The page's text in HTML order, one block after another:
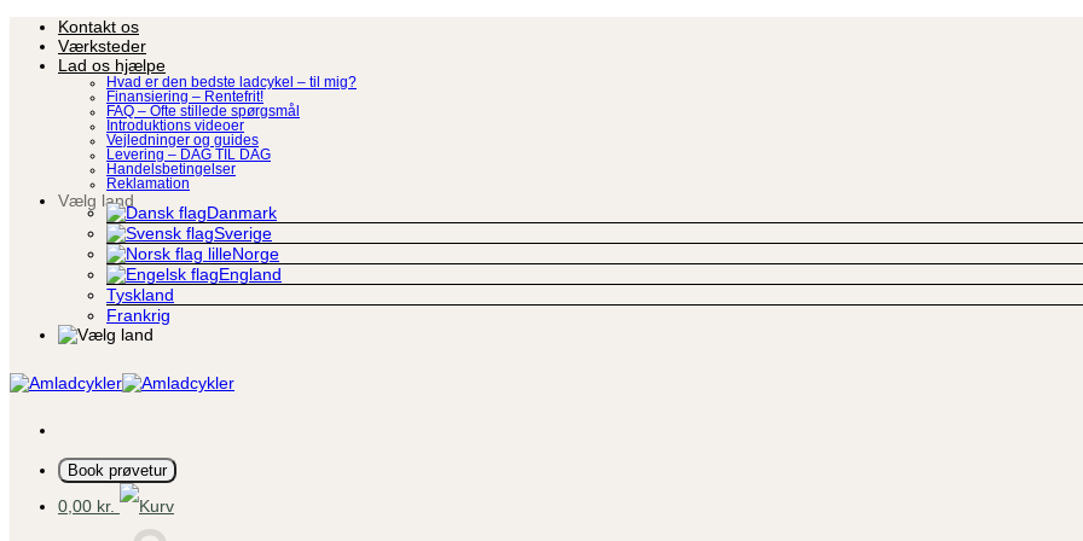
Fortsæt
indhold
Kontakt os
Værksteder
Lad os hjælpe
Hvad er den bedste ladcykel – til mig?
Finansiering – Rentefrit!
FAQ – Ofte stillede spørgsmål
Introduktions videoer
Vejledninger og guides
Levering – DAG TIL DAG
Handelsbetingelser
Reklamation
Vælg land
Danmark
Sverige
Norge
England
Tyskland
Frankrig
Book prøvetur
0,00 kr.